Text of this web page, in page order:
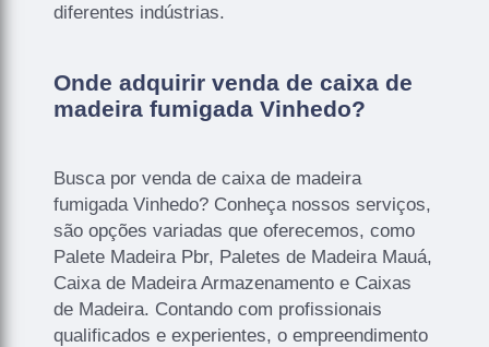
diferentes indústrias.
Onde adquirir venda de caixa de
madeira fumigada Vinhedo?
Busca por venda de caixa de madeira
fumigada Vinhedo? Conheça nossos serviços,
são opções variadas que oferecemos, como
Palete Madeira Pbr, Paletes de Madeira Mauá,
Caixa de Madeira Armazenamento e Caixas
de Madeira. Contando com profissionais
qualificados e experientes, o empreendimento